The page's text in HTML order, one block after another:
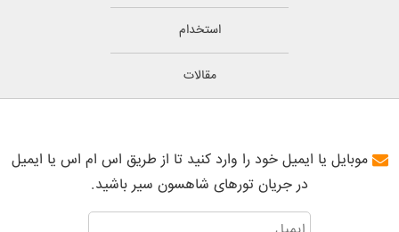
استخدام
مقالات
موبایل یا ایمیل خود را وارد کنید تا از طریق اس ام اس یا ایمیل
در جریان تورهای شاهسون سیر باشید.